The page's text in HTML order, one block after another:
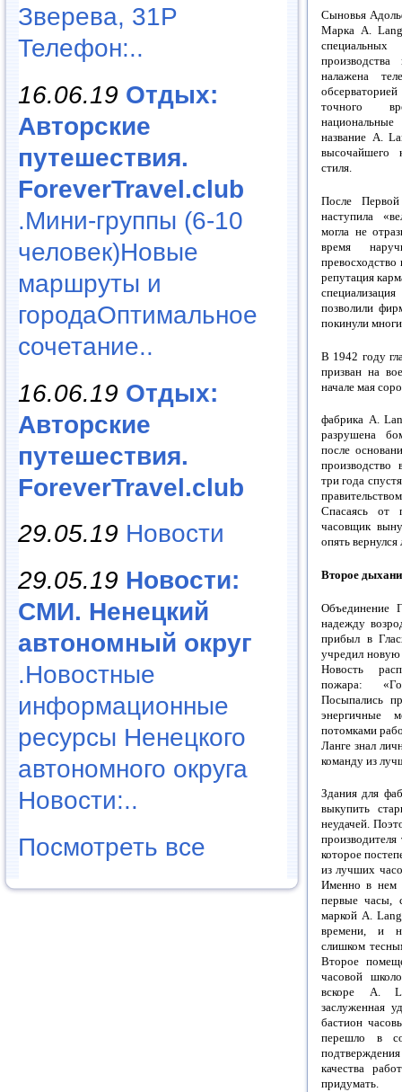
Зверева, 31Р
Телефон:..
16.06.19 Отдых:
Авторские
путешествия.
ForeverTravel.club
.Мини-группы (6-10
человек)Новые
маршруты и
городаОптимальное
сочетание..
16.06.19 Отдых:
Авторские
путешествия.
ForeverTravel.club
29.05.19 Новости
29.05.19 Новости:
СМИ. Ненецкий
автономный округ
.Новостные
информационные
ресурсы Ненецкого
автономного округа
Новости:..
Посмотреть все
Сыновья
Марка A.
налажена
точного
название A.
высочайшего
стиля.
После
наступила
могла не
время
репутация
позволили
покинули
В 1942 году
призван на
начале мая
фабрика А.
разрушена
после
три года
Спасаясь от
часовщик
опять
Второе
Объединение
надежду
прибыл в
учредил
Новость
пожара:
Посыпались
энергичные
потомками
Ланге знал
команду из
Здания для
выкупить
неудачей.
которое
из лучших
Именно в нем
первые часы,
маркой А.
времени, и
слишком
Второе
часовой
вскоре А.
заслуженная
бастион
перешло в
качества
придумать.